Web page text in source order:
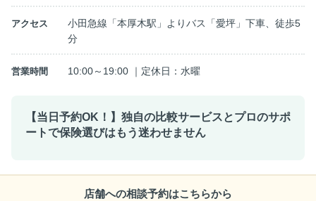
アクセス
小田急線「本厚木駅」よりバス「愛坪」下車、徒歩5
分
営業時間 10:00～19:00 ｜定休日：水曜
【当日予約OK！】独自の比較サービスとプロのサポ
ートで保険選びはもう迷わせません
店舗への相談予約はこちらから